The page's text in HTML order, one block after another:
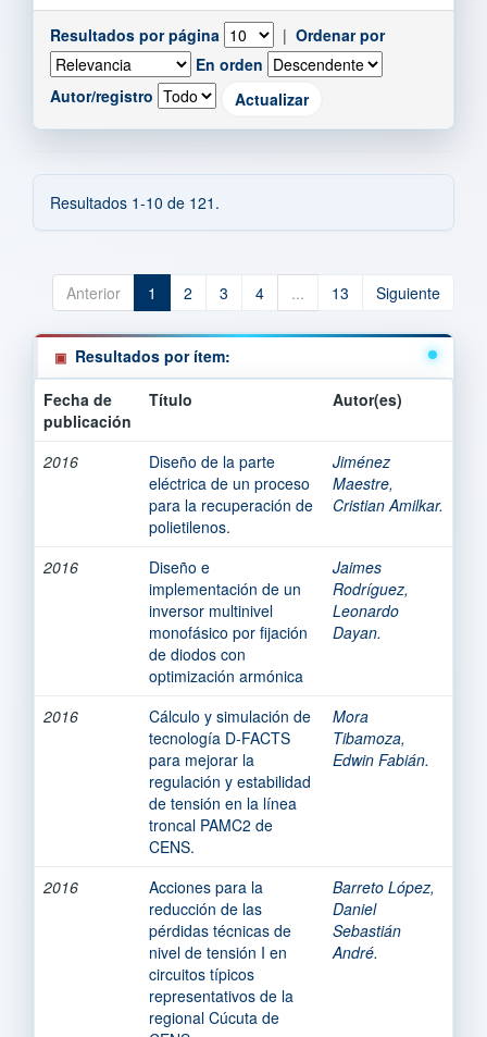
Resultados por página | Ordenar por
En orden
Autor/registro
Resultados 1-10 de 121.
Anterior 1 2 3 4 ... 13 Siguiente
Resultados por ítem:
Fecha de
publicación
Título Autor(es)
2016
Diseño de la parte
eléctrica de un proceso
para la recuperación de
polietilenos.
Jiménez
Maestre,
Cristian Amilkar.
2016
Diseño e
implementación de un
inversor multinivel
monofásico por fijación
de diodos con
optimización armónica
Jaimes
Rodríguez,
Leonardo
Dayan.
2016
Cálculo y simulación de
tecnología D‐FACTS
para mejorar la
regulación y estabilidad
de tensión en la línea
troncal PAMC2 de
CENS.
Mora
Tibamoza,
Edwin Fabián.
2016
Acciones para la
reducción de las
pérdidas técnicas de
nivel de tensión I en
circuitos típicos
representativos de la
regional Cúcuta de
Barreto López,
Daniel
Sebastián
André.